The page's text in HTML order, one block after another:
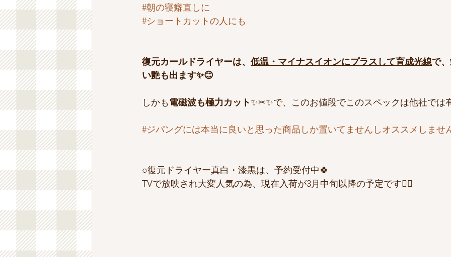
#朝の寝癖直しに
#ショートカットの人にも
復元カールドライヤーは、 低温・マイナスイオンにプラスして育成光線で
い艶も出ます✨😊
しかも電磁波も極力カット✨✂︎✨で、このお値段でこのスペックは他社では
#ジパングには本当に良いと思った商品しか置いてませんしオススメしませ
○復元ドライヤー真白・漆黒は、予約受付中🍀
TVで放映され大変人気の為、現在入荷が3月中旬以降の予定です🙇‍♀️